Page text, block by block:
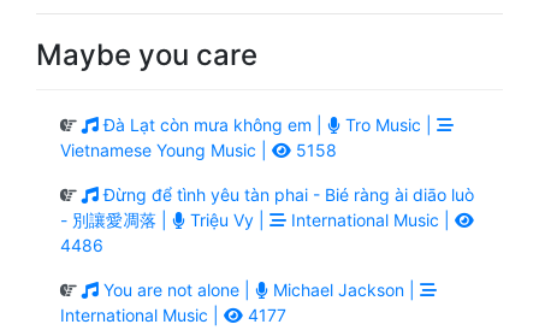
Maybe you care
Đà Lạt còn mưa không em |
Tro Music |
Vietnamese Young Music |
5158
Đừng để tình yêu tàn phai - Bié ràng ài diāo luò
- 別讓愛凋落 |
Triệu Vy |
International Music |
4486
You are not alone |
Michael Jackson |
International Music |
4177